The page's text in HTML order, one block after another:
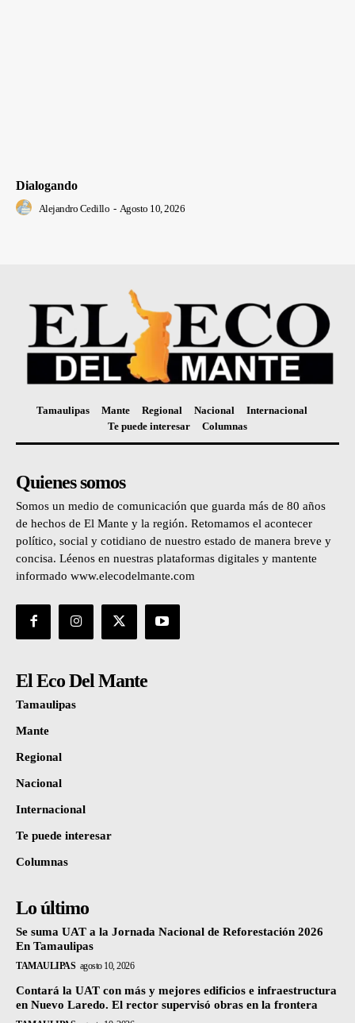
Dialogando
Alejandro Cedillo - Agosto 10, 2026
Tamaulipas Mante Regional Nacional
Internacional
Te puede interesar
Columnas
Quienes somos
Somos un medio de comunicación que guarda más de 80 años
de hechos de El Mante y la región. Retomamos el acontecer
político, social y cotidiano de nuestro estado de manera breve y
concisa. Léenos en nuestras plataformas digitales y mantente
informado www.elecodelmante.com
El Eco Del Mante
Tamaulipas
Mante
Regional
Nacional
Internacional
Te puede interesar
Columnas
Lo último
Se suma UAT a la Jornada Nacional de Reforestación 2026
En Tamaulipas
TAMAULIPAS agosto 10, 2026
Contará la UAT con más y mejores edificios e infraestructura
en Nuevo Laredo. El rector supervisó obras en la frontera